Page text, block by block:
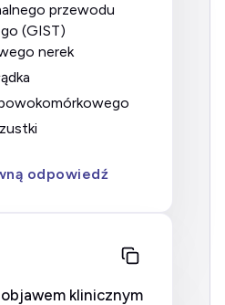
(GIST)
nerek
odpowiedź
klinicznym